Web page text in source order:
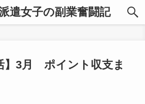
遣女子の副業奮闘記
】3月 ポイント収支ま